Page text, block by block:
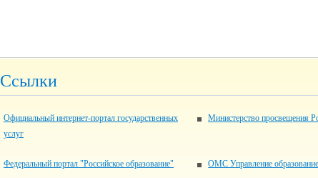
Ссылки
Официальный интернет-портал государственных
услуг
Министерство просвещения
Федеральный портал "Российское образование" ОМС Управление